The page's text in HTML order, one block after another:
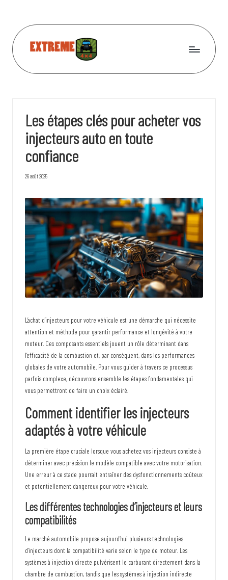
content
L
4
x
4
l
e
s
p
l
u
s
i
n
c
r
o
y
a
b
e
s
autres
Les étapes clés pour acheter vos
injecteurs auto en toute
confiance
26 août 2025
L’achat d’injecteurs pour votre véhicule est une démarche qui nécessite
attention et méthode pour garantir performance et longévité à votre
moteur. Ces composants essentiels jouent un rôle déterminant dans
l’efficacité de la combustion et, par conséquent, dans les performances
globales de votre automobile. Pour vous guider à travers ce processus
parfois complexe, découvrons ensemble les étapes fondamentales qui
vous permettront de faire un choix éclairé.
Comment identifier les injecteurs
adaptés à votre véhicule
La première étape cruciale lorsque vousachetez vos injecteurs consiste à
déterminer avec précision le modèle compatible avec votre motorisation.
Une erreur à ce stade pourrait entraîner des dysfonctionnements coûteux
et potentiellement dangereux pour votre véhicule.
Les différentes technologies d’injecteurs et leurs
compatibilités
Le marché automobile propose aujourd’hui plusieurs technologies
d’injecteurs dont la compatibilité varie selon le type de moteur. Les
systèmes à injection directe pulvérisent le carburant directement dans la
chambre de combustion, tandis que les systèmes à injection indirecte